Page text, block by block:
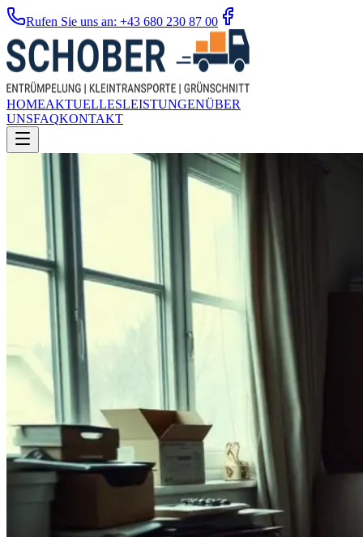
Rufen Sie uns an: +43 680 230 87 00
HOMEAKTUELLESLEISTUNGENÜBER
UNSFAQKONTAKT